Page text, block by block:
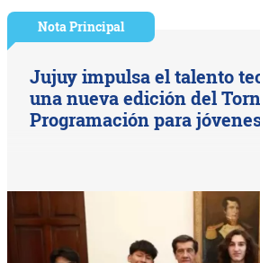
Nota Principal
Jujuy impulsa el talento
una nueva edición del
Programación para